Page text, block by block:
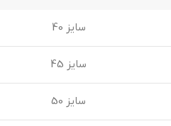
سایز 40
سایز 45
سایز 50